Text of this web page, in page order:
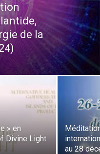
de la
» en
Divine Light
au 28